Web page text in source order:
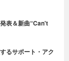
表＆新曲“Can't
るサポート・アク